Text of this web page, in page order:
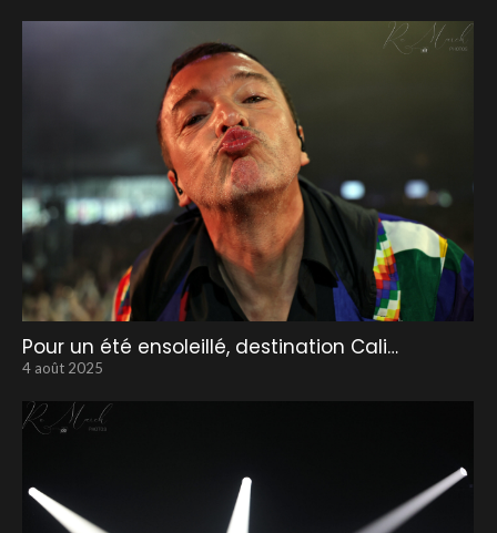
Pour un été ensoleillé, destination Cali…
4 août 2025